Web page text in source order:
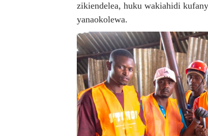
zikiendelea, huku wakiahidi
yanaokolewa.